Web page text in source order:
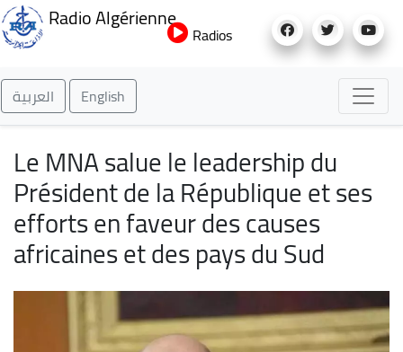
au
Radio Algérienne
Radios
العربية English
Le MNA salue le leadership du
Président de la République et ses
efforts en faveur des causes
africaines et des pays du Sud